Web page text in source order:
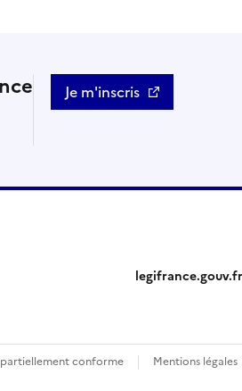
Je m'inscris
legifrance.gouv.fr
conforme Mentions légales